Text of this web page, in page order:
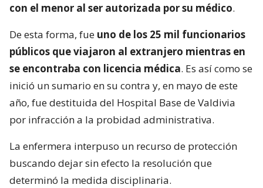
con el menor al ser autorizada por su médico.
De esta forma, fue uno de los 25 mil funcionarios
públicos que viajaron al extranjero mientras en
se encontraba con licencia médica. Es así como se
inició un sumario en su contra y, en mayo de este
año, fue destituida del Hospital Base de Valdivia
por infracción a la probidad administrativa.
La enfermera interpuso un recurso de protección
buscando dejar sin efecto la resolución que
determinó la medida disciplinaria.